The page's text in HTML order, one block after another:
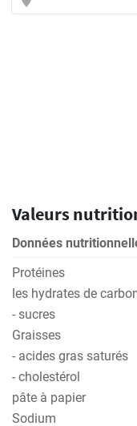
Valeurs
Données
Protéines
les hydrates de
- sucres
Graisses
- acides gras saturés
- cholestérol
pâte à papier
Sodium